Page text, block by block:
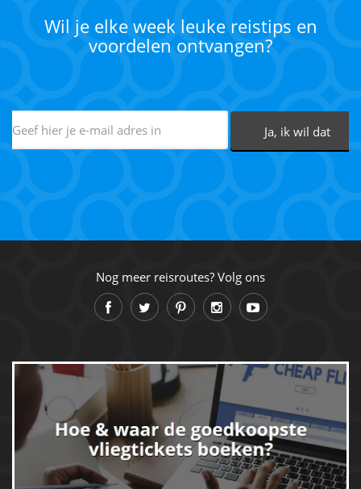
Wil je elke week leuke reistips en
voordelen ontvangen?
Nog meer reisroutes? Volg ons